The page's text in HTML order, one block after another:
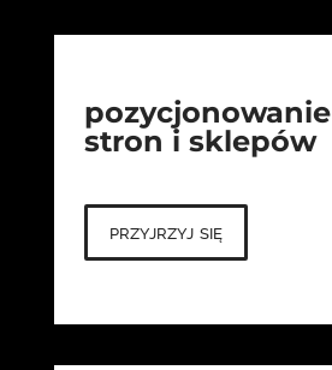
pozycjonowanie
stron i sklepów
przyjrzyj się